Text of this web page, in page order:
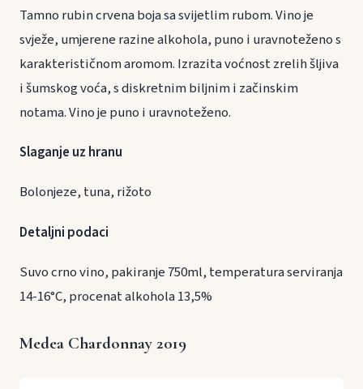
Tamno rubin crvena boja sa svijetlim rubom. Vino je
svježe, umjerene razine alkohola, puno i uravnoteženo s
karakterističnom aromom. Izrazita voćnost zrelih šljiva
i šumskog voća, s diskretnim biljnim i začinskim
notama. Vino je puno i uravnoteženo.
Slaganje uz hranu
Bolonjeze, tuna, rižoto
Detaljni podaci
Suvo crno vino, pakiranje 750ml, temperatura serviranja
14-16°C, procenat alkohola 13,5%
Medea Chardonnay 2019